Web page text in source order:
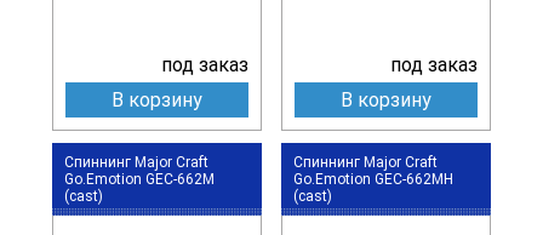
под заказ
В корзину
под заказ
В корзину
Спиннинг Major Craft
Go.Emotion GEC-662M
(cast)
Спиннинг Major Craft
Go.Emotion GEC-662MH
(cast)